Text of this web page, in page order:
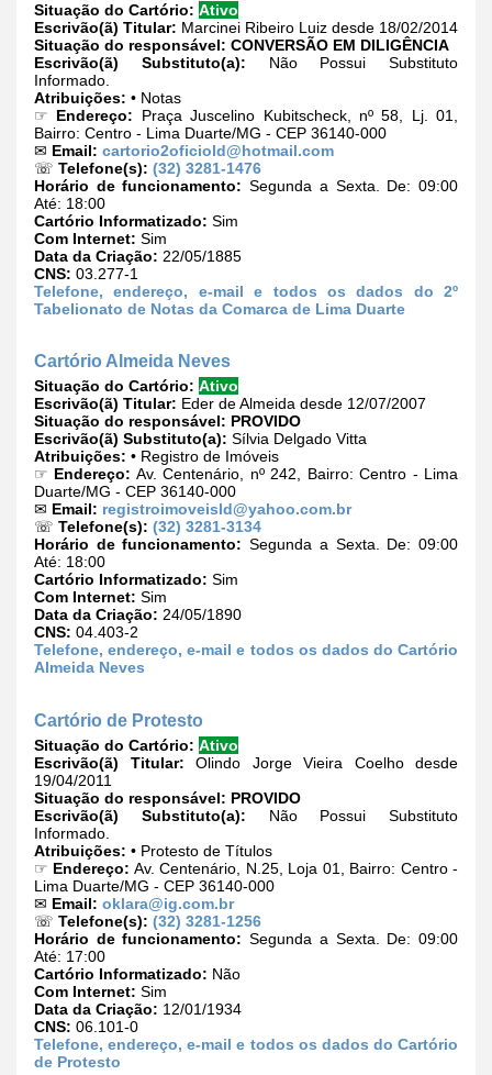
Situação do Cartório: Ativo
Escrivão(ã) Titular: Marcinei Ribeiro Luiz desde 18/02/2014
Situação do responsável: CONVERSÃO EM DILIGÊNCIA
Escrivão(ã) Substituto(a): Não Possui Substituto
Informado.
Atribuições: • Notas
☞ Endereço: Praça Juscelino Kubitscheck, nº 58, Lj. 01,
Bairro: Centro - Lima Duarte/MG - CEP 36140-000
✉ Email: cartorio2oficiold@hotmail.com
☏ Telefone(s): (32) 3281-1476
Horário de funcionamento: Segunda a Sexta. De: 09:00
Até: 18:00
Cartório Informatizado: Sim
Com Internet: Sim
Data da Criação: 22/05/1885
CNS: 03.277-1
Telefone, endereço, e-mail e todos os dados do 2º
Tabelionato de Notas da Comarca de Lima Duarte
Cartório Almeida Neves
Situação do Cartório: Ativo
Escrivão(ã) Titular: Eder de Almeida desde 12/07/2007
Situação do responsável: PROVIDO
Escrivão(ã) Substituto(a): Sílvia Delgado Vitta
Atribuições: • Registro de Imóveis
☞ Endereço: Av. Centenário, nº 242, Bairro: Centro - Lima
Duarte/MG - CEP 36140-000
✉ Email: registroimoveisld@yahoo.com.br
☏ Telefone(s): (32) 3281-3134
Horário de funcionamento: Segunda a Sexta. De: 09:00
Até: 18:00
Cartório Informatizado: Sim
Com Internet: Sim
Data da Criação: 24/05/1890
CNS: 04.403-2
Telefone, endereço, e-mail e todos os dados do Cartório
Almeida Neves
Cartório de Protesto
Situação do Cartório: Ativo
Escrivão(ã) Titular: Olindo Jorge Vieira Coelho desde
19/04/2011
Situação do responsável: PROVIDO
Escrivão(ã) Substituto(a): Não Possui Substituto
Informado.
Atribuições: • Protesto de Títulos
☞ Endereço: Av. Centenário, N.25, Loja 01, Bairro: Centro -
Lima Duarte/MG - CEP 36140-000
✉ Email: oklara@ig.com.br
☏ Telefone(s): (32) 3281-1256
Horário de funcionamento: Segunda a Sexta. De: 09:00
Até: 17:00
Cartório Informatizado: Não
Com Internet: Sim
Data da Criação: 12/01/1934
CNS: 06.101-0
Telefone, endereço, e-mail e todos os dados do Cartório
de Protesto